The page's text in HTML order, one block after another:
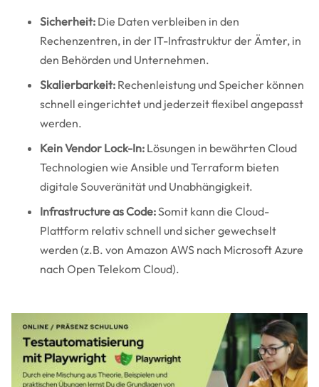
Sicherheit: Die Daten verbleiben in den
Rechenzentren, in der IT-Infrastruktur der Ämter, in
den Behörden und Unternehmen.
Skalierbarkeit: Rechenleistung und Speicher können
schnell eingerichtet und jederzeit flexibel angepasst
werden.
Kein Vendor Lock-In: Lösungen in bewährten Cloud
Technologien wie Ansible und Terraform bieten
digitale Souveränität und Unabhängigkeit.
Infrastructure as Code:Somit kann die Cloud-
Plattform relativ schnell und sicher gewechselt
werden (z.B. von Amazon AWS nach Microsoft Azure
nach Open Telekom Cloud).
Image